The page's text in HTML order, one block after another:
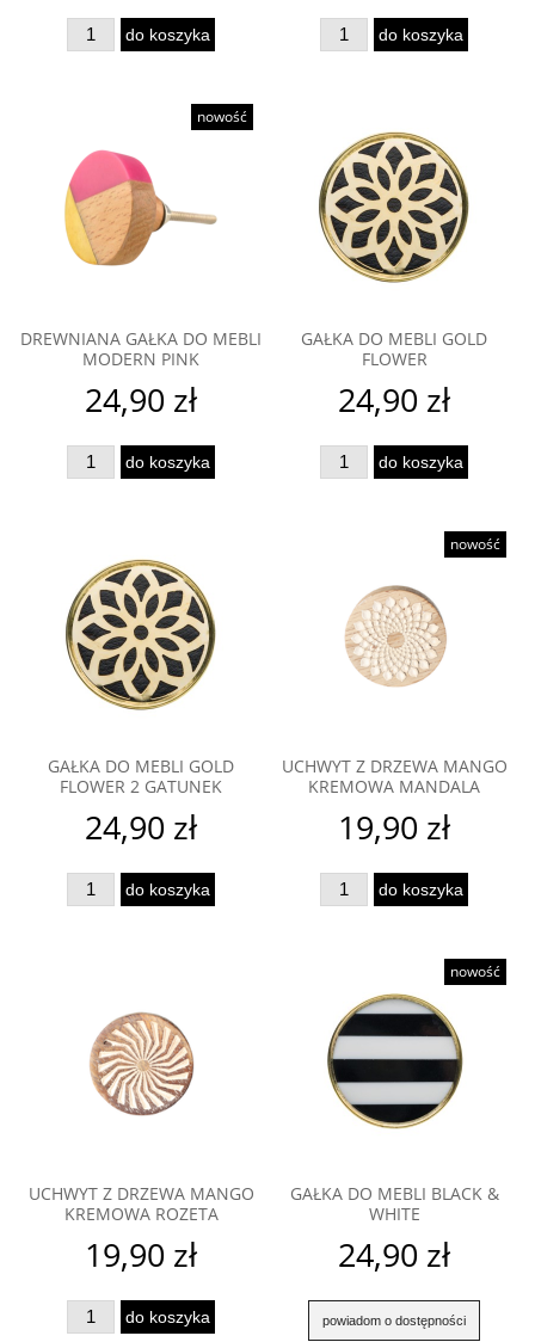
do koszyka do koszyka
DREWNIANA GAŁKA DO MEBLI
MODERN PINK
24,90 zł
do koszyka
nowość
GAŁKA DO MEBLI GOLD
FLOWER
24,90 zł
do koszyka
GAŁKA DO MEBLI GOLD
FLOWER 2 GATUNEK
24,90 zł
do koszyka
UCHWYT Z DRZEWA MANGO
KREMOWA MANDALA
19,90 zł
do koszyka
nowość
UCHWYT Z DRZEWA MANGO
KREMOWA ROZETA
19,90 zł
do koszyka
GAŁKA DO MEBLI BLACK &
WHITE
24,90 zł
powiadom o dostępności
nowość